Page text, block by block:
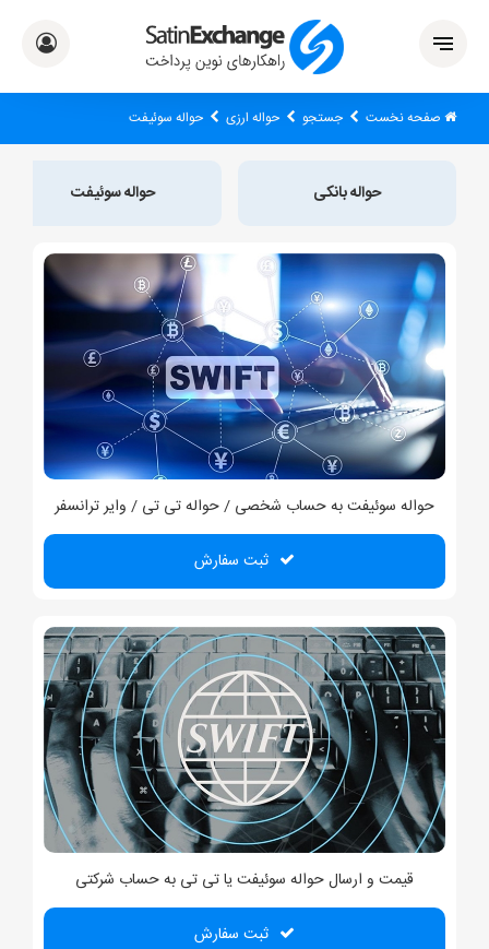
صفحه نخست جستجو حواله ارزی حواله سوئیفت
حواله بانکی حواله سوئیفت
حواله سوئیفت به حساب شخصی / حواله تی تی / وایر ترانسفر
ثبت سفارش
قیمت و ارسال حواله سوئیفت یا تی تی به حساب شرکتی
ثبت سفارش